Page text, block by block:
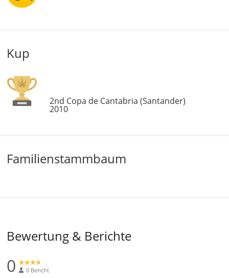
Kup
2nd Copa de Cantabria (Santander)
2010
Familienstammbaum
Bewertung & Berichte
0 0 Bericht